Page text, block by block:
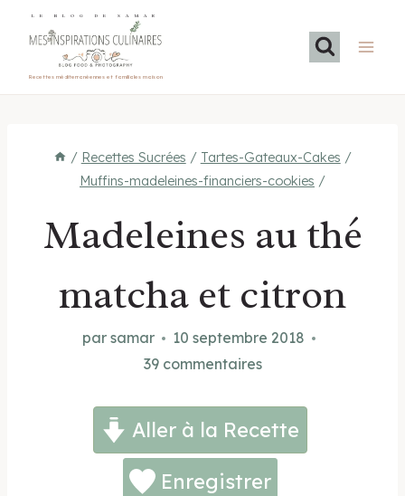
LE BLOG DE SAMAR
Recettes méditerranéennes et familiales maison
/ Recettes Sucrées / Tartes-Gateaux-Cakes /
Muffins-madeleines-financiers-cookies /
Madeleines au thé
matcha et citron
par samar
10 septembre 2018
39 commentaires
Aller à la Recette
Enregistrer